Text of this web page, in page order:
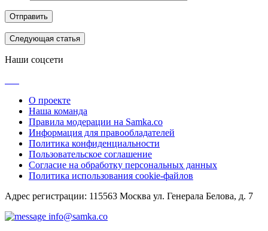
Следующая статья
Наши соцсети
О проекте
Наша команда
Правила модерации на Samka.co
Информация для правообладателей
Политика конфиденциальности
Пользовательское соглашение
Согласие на обработку персональных данных
Политика использования cookie-файлов
Адрес регистрации: 115563 Москва ул. Генерала Белова, д. 7
info@samka.co